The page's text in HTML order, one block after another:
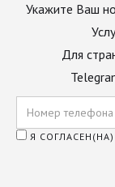
Укажите Ваш
Для
Я